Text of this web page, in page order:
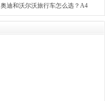
奥迪和沃尔沃旅行车怎么选？A4